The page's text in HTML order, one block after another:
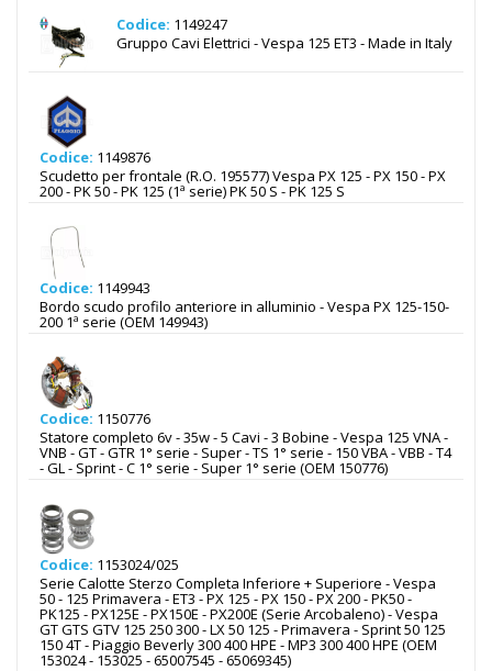
Codice: 1149247
Gruppo Cavi Elettrici - Vespa 125 ET3 - Made in Italy
Codice: 1149876
Scudetto per frontale (R.O. 195577) Vespa PX 125 - PX 150 - PX
200 - PK 50 - PK 125 (1ª serie) PK 50 S - PK 125 S
Codice: 1149943
Bordo scudo profilo anteriore in alluminio - Vespa PX 125-150-
200 1ª serie (OEM 149943)
Codice: 1150776
Statore completo 6v - 35w - 5 Cavi - 3 Bobine - Vespa 125 VNA -
VNB - GT - GTR 1° serie - Super - TS 1° serie - 150 VBA - VBB - T4
- GL - Sprint - C 1° serie - Super 1° serie (OEM 150776)
Codice: 1153024/025
Serie Calotte Sterzo Completa Inferiore + Superiore - Vespa
50 - 125 Primavera - ET3 - PX 125 - PX 150 - PX 200 - PK50 -
PK125 - PX125E - PX150E - PX200E (Serie Arcobaleno) - Vespa
GT GTS GTV 125 250 300 - LX 50 125 - Primavera - Sprint 50 125
150 4T - Piaggio Beverly 300 400 HPE - MP3 300 400 HPE (OEM
153024 - 153025 - 65007545 - 65069345)